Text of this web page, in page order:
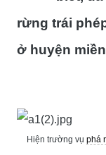
rừng trái
ở huyện
Hiện trường vụ phá